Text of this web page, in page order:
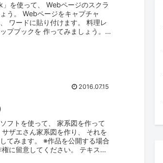
を使って、 Webページのスクラ
う。 Webページをキャプチャ
ワードに貼り付けます。 料理レ
プブックを 作ってみましょう。
2016.07.15
フトを使って、 家系図を作って
ザエさん家系図を作り、 それを
てみます。 ※作品を公開する場合
に留意してください。 テキスト